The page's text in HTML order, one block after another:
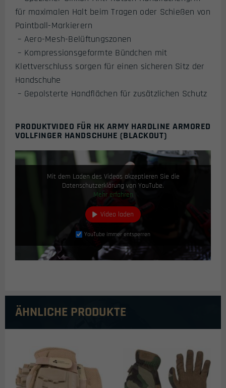
für maximalen Halt beim Tragen oder Schießen von
Paintball-Markierern
– Aero-Mesh-Belüftungszonen
– Kompressionsgeformte Bündchen mit
Klettverschluss sorgen für einen sicheren Sitz der
Handschuhe
– Gepolsterte Handflächen für zusätzlichen Schutz
PRODUKTVIDEO FÜR HK ARMY HARDLINE ARMORED
VOLLFINGER HANDSCHUHE (BLACKOUT)
Mit dem Laden des Videos akzeptieren Sie die
Datenschutzerklärung von YouTube.
Mehr erfahren
Video laden
YouTube immer entsperren
ÄHNLICHE PRODUKTE